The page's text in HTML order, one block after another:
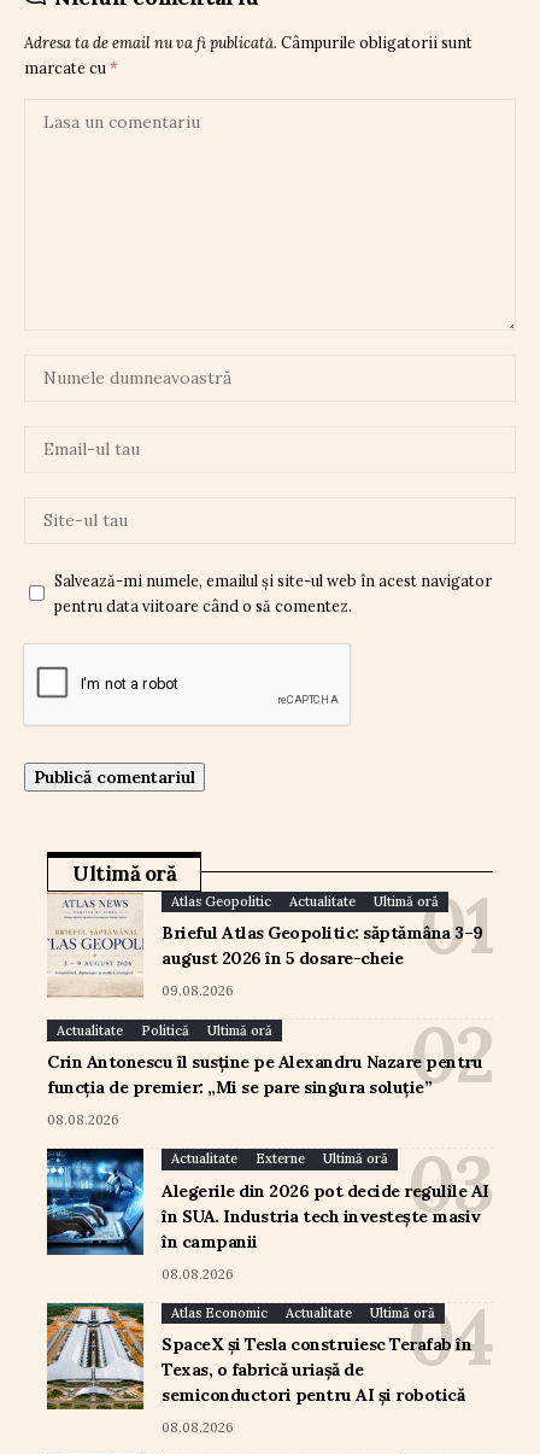
Adresa ta de email nu va fi publicată. Câmpurile obligatorii sunt
marcate cu *
Salvează-mi numele, emailul și site-ul web în acest navigator
pentru data viitoare când o să comentez.
Ultimă oră
Atlas Geopolitic Actualitate Ultimă oră
Brieful Atlas Geopolitic: săptămâna 3–9
august 2026 în 5 dosare-cheie
09.08.2026
Actualitate Politică Ultimă oră
Crin Antonescu îl susține pe Alexandru Nazare pentru
funcția de premier: „Mi se pare singura soluție”
08.08.2026
Actualitate Externe Ultimă oră
Alegerile din 2026 pot decide regulile AI
în SUA. Industria tech investește masiv
în campanii
08.08.2026
Atlas Economic Actualitate Ultimă oră
SpaceX și Tesla construiesc Terafab în
Texas, o fabrică uriașă de
semiconductori pentru AI și robotică
08.08.2026